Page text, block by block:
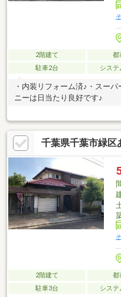
2階建て 都
駐車2台
システ
・内装リフォーム済♪・スー
ニーは日当たり良好です♪
千葉県千葉市緑区
2階建て 都
駐車3台
システ